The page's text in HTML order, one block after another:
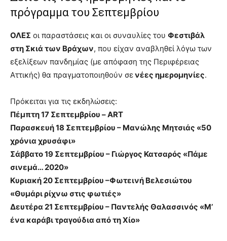
πρόγραμμα του Σεπτεμβρίου
ΟΛΕΣ οι παραστάσεις και οι συναυλίες του Φεστιβάλ
στη Σκιά των Βράχων, που είχαν αναβληθεί λόγω των
εξελίξεων πανδημίας (με απόφαση της Περιφέρειας
Αττικής) θα πραγματοποιηθούν σενέες ημερομηνίες.
Πρόκειται για τις εκδηλώσεις:
Πέμπτη 17 Σεπτεμβρίου – ART
Παρασκευή 18 Σεπτεμβρίου – Μανώλης Μητσιάς «50
χρόνια χρυσάφι»
Σάββατο 19 Σεπτεμβρίου – Γιώργος Κατσαρός «Πάμε
σινεμά… 2020»
Κυριακή 20 Σεπτεμβρίου –Φωτεινή Βελεσιώτου
«Θυμάρι ρίχνω στις φωτιές»
Δευτέρα 21 Σεπτεμβρίου – Παντελής Θαλασσινός «Μ’
ένα καράβι τραγούδια από τη Χίο»